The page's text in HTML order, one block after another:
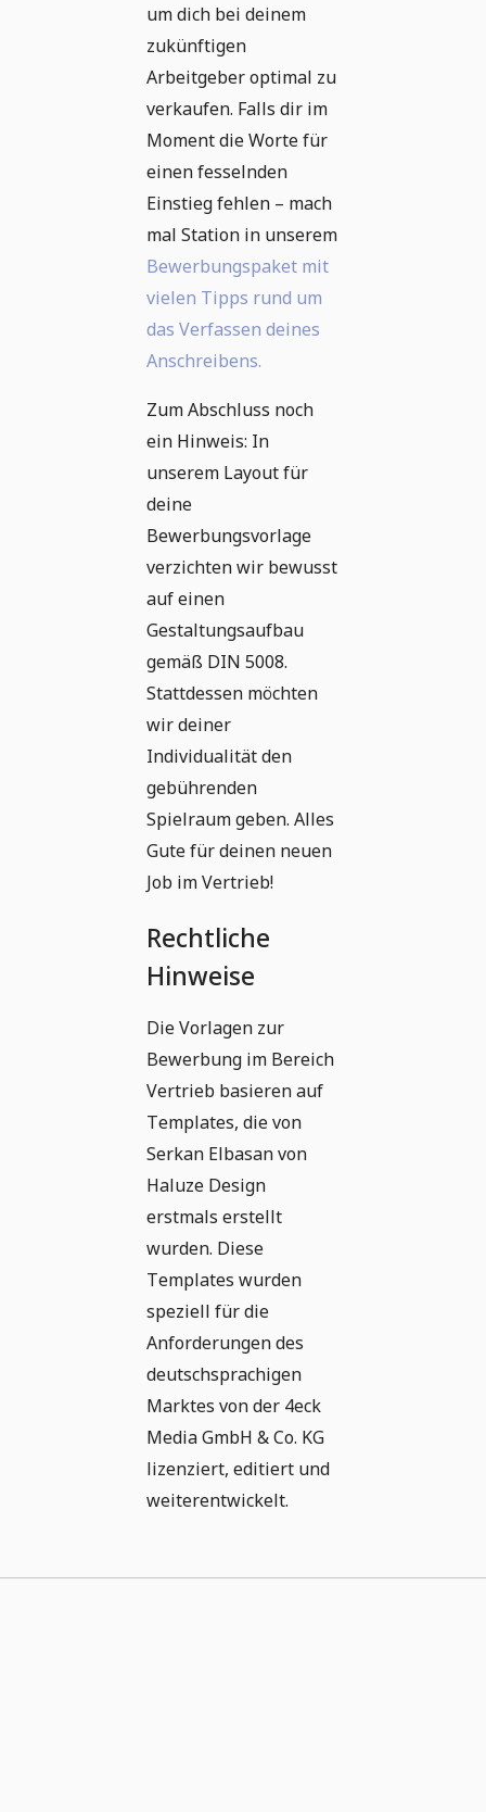
um dich bei deinem
zukünftigen
Arbeitgeber optimal zu
verkaufen. Falls dir im
Moment die Worte für
einen fesselnden
Einstieg fehlen – mach
mal Station in unserem
Bewerbungspaket mit
vielen Tipps rund um
das Verfassen deines
Anschreibens.
Zum Abschluss noch
ein Hinweis: In
unserem Layout für
deine
Bewerbungsvorlage
verzichten wir bewusst
auf einen
Gestaltungsaufbau
gemäß DIN 5008.
Stattdessen möchten
wir deiner
Individualität den
gebührenden
Spielraum geben. Alles
Gute für deinen neuen
Job im Vertrieb!
Rechtliche
Hinweise
Die Vorlagen zur
Bewerbung im Bereich
Vertrieb basieren auf
Templates, die von
Serkan Elbasan von
Haluze Design
erstmals erstellt
wurden. Diese
Templates wurden
speziell für die
Anforderungen des
deutschsprachigen
Marktes von der 4eck
Media GmbH & Co. KG
lizenziert, editiert und
weiterentwickelt.